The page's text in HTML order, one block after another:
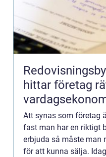
hittar företag
Att synas som företag
fast man har en riktigt
erbjuda så måste man
för att kunna sälja.